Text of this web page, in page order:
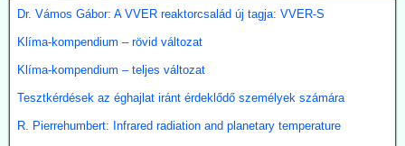
történelemben először vásárolt közvetlenül az USA-ból kőolajat.
beszállításokra is.
2026.07.22. Finance.yahoo: Kerozin a hulladék
étolajból és egyéb alternatív forrásokból - India a
startvonalon
Dr. Vámos Gábor: A VVER reaktorcsalád új tagja: VVER-S
Klíma-kompendium – rövid változat
Klíma-kompendium – teljes változat
Tesztkérdések az éghajlat iránt érdeklődő személyek számára
R. Pierrehumbert: Infrared radiation and planetary temperature